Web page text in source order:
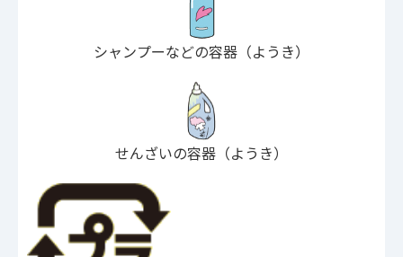
シャンプーなどの容器（ようき）
せんざいの容器（ようき）